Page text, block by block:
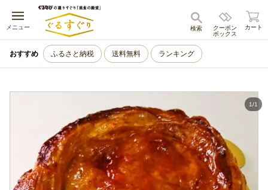
メニュー
キャンセル
クーポン
ボックス
検索 カート
おすすめ ふるさと納税 送料無料 ランキング
1/1